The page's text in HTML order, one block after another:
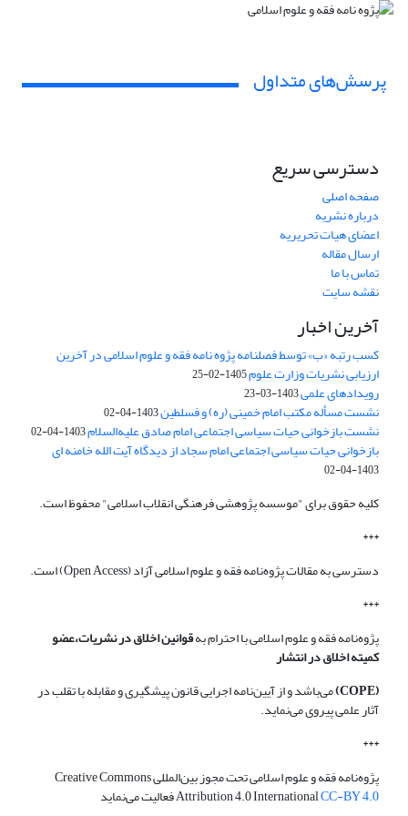
پرسش‌های متداول
دسترسی سریع
صفحه اصلی
درباره نشریه
اعضای هیات تحریریه
ارسال مقاله
تماس با ما
نقشه سایت
آخرین اخبار
کسب رتبه «ب» توسط فصلنامه پژوه نامه فقه و علوم اسلامی در آخرین
ارزیابی نشریات وزارت علوم1405-02-25
رویدادهای علمی1403-03-23
نشست مسأله مکتب امام خمینی (ره) و فسلطین1403-04-02
نشست بازخوانی حیات سیاسی اجتماعی امام صادق علیه‌السلام1403-04-02
بازخوانی حیات سیاسی اجتماعی امام سجاد از دیدگاه آیت الله خامنه ای
1403-04-02
کلیه حقوق برای "موسسه پژوهشی فرهنگی انقلاب اسلامی" محفوظ است.
***
دسترسی به مقالات پژوه‌نامه فقه و علوم اسلامی آزاد (Open Access) است.
***
پژوه‌نامه فقه و علوم اسلامی با احترام بهقوانین اخلاق در نشریات،عضو
کمیته اخلاق در انتشار
(COPE)
می‌باشد و از آیین‌نامه اجرایی قانون پیشگیری و مقابله با تقلب در
آثار علمی پیروی می‌نماید.
***
پژوه‌نامه فقه و علوم اسلامی تحت مجوز بین‌المللی Creative Commons
Attribution 4.0 InternationalCC-BY 4.0 فعالیت می‌نماید